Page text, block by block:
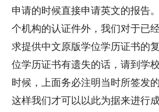
申请的时候直接申请英文的报告
个机构的认证件外，我们对于已
求提供中文原版学位学历证书的
位学历证书有遗失的话，请到学
时候，上面务必注明当时所签发
这样我们才可以以此为据来进行成